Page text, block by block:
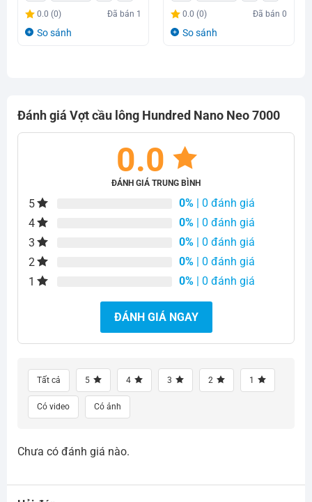
0.0 (0) Đã bán 1
So sánh
gốc
là:
hiện
tại
0.0 (0) Đã bán0
So sánh
Đánh giá Vợt cầu lông Hundred Nano Neo 7000
0.0
ĐÁNH GIÁ TRUNG BÌNH
5 0% | 0 đánh giá
4
0% | 0 đánh giá
3
0% | 0 đánh giá
2
0% | 0 đánh giá
1
0% | 0 đánh giá
ĐÁNH GIÁ NGAY
Tất cả 5 4 3 2 1
Có video Có ảnh
Chưa có đánh giá nào.